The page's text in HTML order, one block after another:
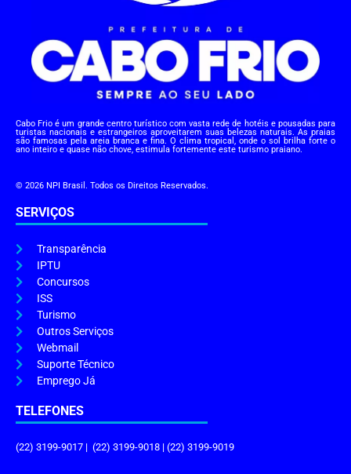
Cabo Frio é um grande centro turístico com vasta rede de hotéis e pousadas para
turistas nacionais e estrangeiros aproveitarem suas belezas naturais. As praias
são famosas pela areia branca e fina. O clima tropical, onde o sol brilha forte o
ano inteiro e quase não chove, estimula fortemente este turismo praiano.
© 2026 NPI Brasil. Todos os Direitos Reservados.
SERVIÇOS
Transparência
IPTU
Concursos
ISS
Turismo
Outros Serviços
Webmail
Suporte Técnico
Emprego Já
TELEFONES
(22) 3199-9017 | (22) 3199-9018 | (22) 3199-9019